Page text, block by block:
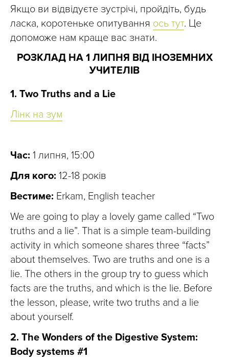
Якщо ви відвідуєте зустрічі, пройдіть, будь
ласка, коротеньке опитування ось тут. Це
допоможе нам краще вас знати.
РОЗКЛАД НА 1 ЛИПНЯ ВІД ІНОЗЕМНИХ
УЧИТЕЛІВ
1. Two Truths and a Lie
Лінк на зум
Час: 1 липня, 15:00
Для кого: 12-18 років
Вестиме: Erkam, English teacher
We are going to play a lovely game called “Two
truths and a lie”. That is a simple team-building
activity in which someone shares three “facts”
about themselves. Two are truths and one is a
lie. The others in the group try to guess which
facts are the truths, and which is the lie. Before
the lesson, please, write two truths and a lie
about yourself.
2. The Wonders of the Digestive System:
Body systems #1